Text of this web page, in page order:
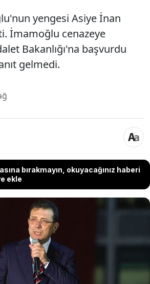
yengesi Asiye İnan
İmamoğlu cenazeye
Bakanlığı'na başvurdu
gelmedi.
bırakmayın, okuyacağınız haberi
ekle
İmamoğlu'nun yengesi Asiye İnan
kaybetti. İmamoğlu cenazeye
için Adalet Bakanlığı'na başvurdu
olumlu yanıt gelmedi.